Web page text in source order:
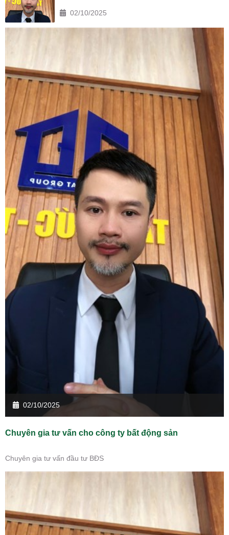
02/10/2025
02/10/2025
Chuyên gia tư vấn cho công ty bất động sản
Chuyên gia tư vấn đầu tư BĐS